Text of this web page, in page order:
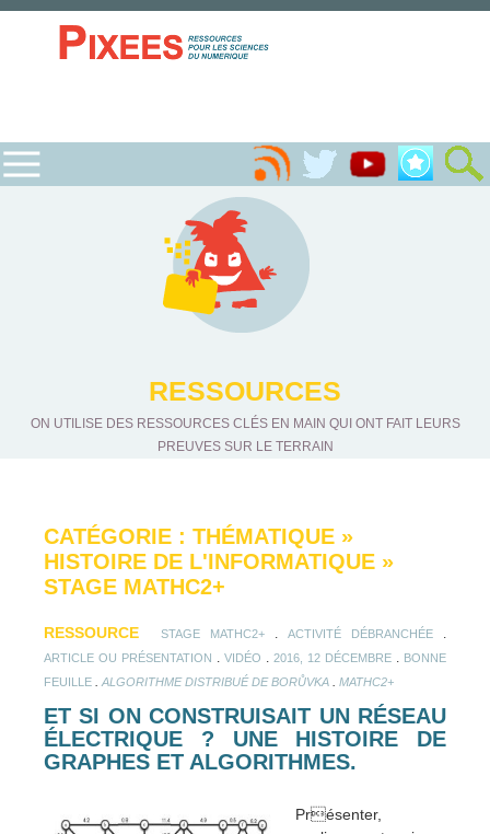
RESSOURCES
ON UTILISE DES RESSOURCES CLÉS EN MAIN QUI ONT FAIT LEURS
PREUVES SUR LE TERRAIN
CATÉGORIE : THÉMATIQUE »
HISTOIRE DE L'INFORMATIQUE »
STAGE MATHC2+
RESSOURCE STAGE MATHC2+ ACTIVITÉ DÉBRANCHÉE
ARTICLE OU PRÉSENTATION VIDÉO 2016, 12 DÉCEMBRE
BONNE
FEUILLE
ALGORITHME DISTRIBUÉ DE BORŮVKA MATHC2+
ET SI ON CONSTRUISAIT UN RÉSEAU
ÉLECTRIQUE ? UNE HISTOIRE DE
GRAPHES ET ALGORITHMES.
Présenter,